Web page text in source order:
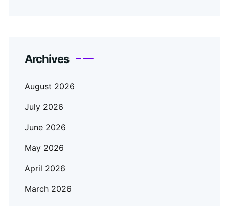
Archives
August 2026
July 2026
June 2026
May 2026
April 2026
March 2026